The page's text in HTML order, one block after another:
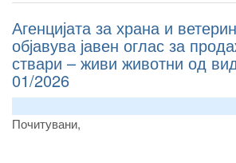
Агенцијата за храна и
објавува јавен оглас за
ствари – живи животни од
01/2026
Почитувани,